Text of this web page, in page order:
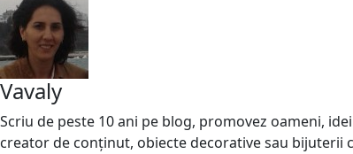
Vavaly
Scriu de peste 10 ani pe blog, promovez oameni,
creator de conținut, obiecte decorative sau bijuterii